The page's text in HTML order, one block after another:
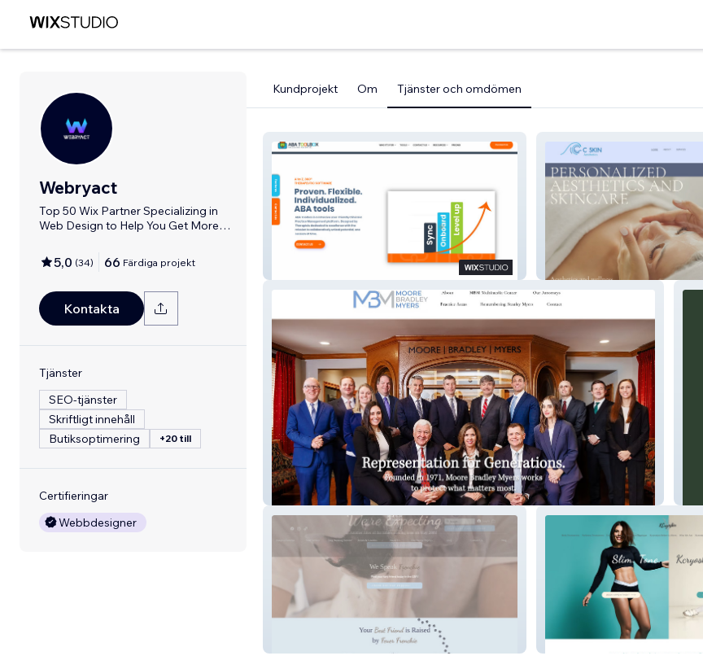
Webryact
Top 50 Wix Partner Specializing in
Web Design to Help You Get More
5,0 (34) 66 Färdiga projekt
Kontakta
Tjänster
SEO-tjänster
Skriftligt innehåll
Butiksoptimering
+20 till
Certifieringar
Webbdesigner
Kundprojekt Om Tjänster och omdömen
Cskin Aesthetics
Mbm Law
Kcryoskin Cryotherapy Spa